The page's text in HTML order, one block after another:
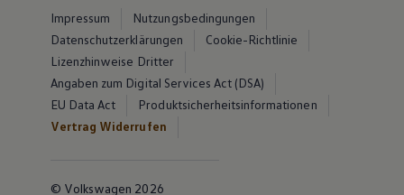
Impressum
Nutzungsbedingungen
Datenschutzerklärungen
Cookie-Richtlinie
Lizenzhinweise Dritter
Angaben zum Digital Services Act (DSA)
EU Data Act
Produktsicherheitsinformationen
Vertrag Widerrufen
© Volkswagen 2026